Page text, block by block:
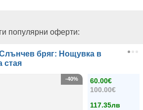
популярни оферти:
бряг: Нощувка в
стая
60.00€
100.00€
117.35лв
-40%